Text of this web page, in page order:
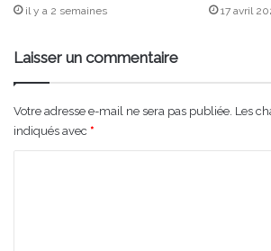
il y a 2 semaines 17 avril
Laisser un commentaire
Votre adresse e-mail ne sera pas publiée. Les
indiqués avec *